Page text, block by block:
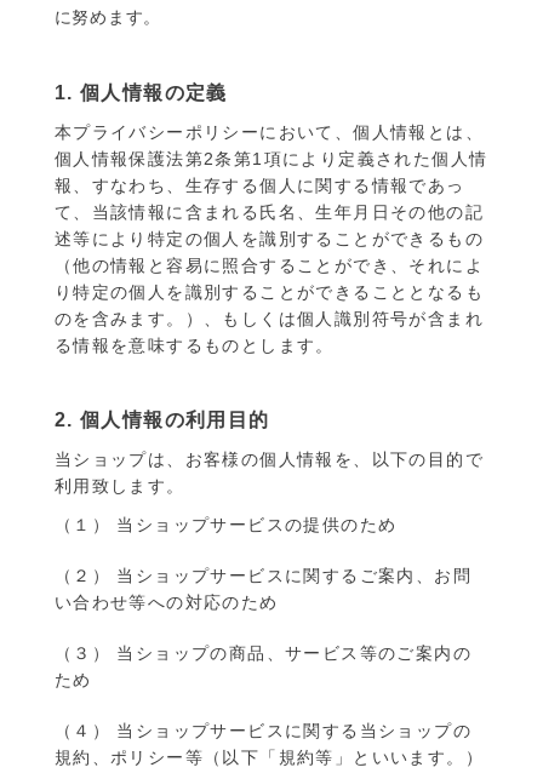
に努めます。
1. 個人情報の定義
本プライバシーポリシーにおいて、個人情報とは、
個人情報保護法第2条第1項により定義された個人情
報、すなわち、生存する個人に関する情報であっ
て、当該情報に含まれる氏名、生年月日その他の記
述等により特定の個人を識別することができるもの
（他の情報と容易に照合することができ、それによ
り特定の個人を識別することができることとなるも
のを含みます。）、もしくは個人識別符号が含まれ
る情報を意味するものとします。
2. 個人情報の利用目的
当ショップは、お客様の個人情報を、以下の目的で
利用致します。
（１） 当ショップサービスの提供のため
（２） 当ショップサービスに関するご案内、お問
い合わせ等への対応のため
（３） 当ショップの商品、サービス等のご案内の
ため
（４） 当ショップサービスに関する当ショップの
規約、ポリシー等（以下「規約等」といいます。）